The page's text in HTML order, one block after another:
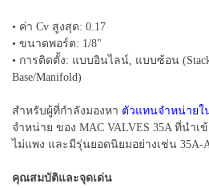
• ค่า Cv สูงสุด: 0.17
• ขนาดพอร์ต: 1/8"
• การติดตั้ง: แบบอินไลน์, แบบซ้อน
Base/Manifold)
สำหรับผู้ที่กำลังมองหา ตัวแทนจำหน่ายใ
จำหน่าย ของ MAC VALVES 35A ที่นำเ
ไม่แพง และมีรุ่นยอดนิยมอย่างเช่น 35A-
คุณสมบัติและจุดเด่น